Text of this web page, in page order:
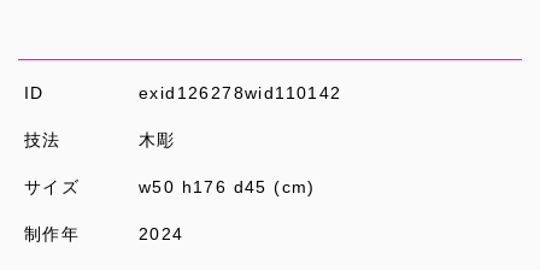
ID exid126278wid110142
技法 木彫
サイズ w50 h176 d45 (cm)
制作年 2024